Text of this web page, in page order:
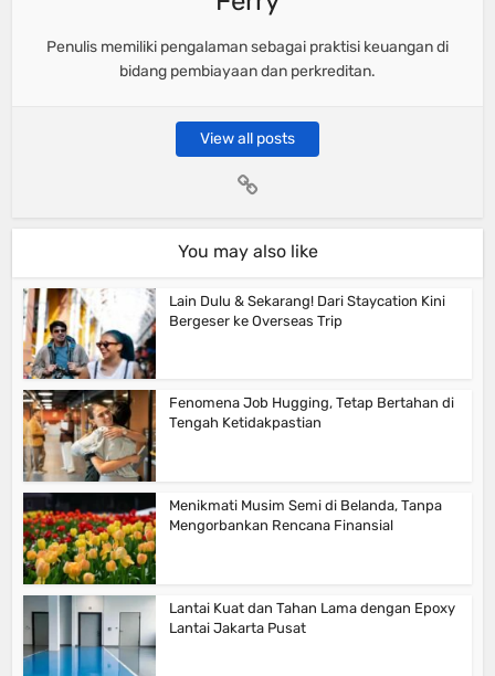
Penulis memiliki pengalaman sebagai praktisi keuangan di
bidang pembiayaan dan perkreditan.
View all posts
You may also like
Lain Dulu & Sekarang! Dari Staycation Kini
Bergeser ke Overseas Trip
Fenomena Job Hugging, Tetap Bertahan di
Tengah Ketidakpastian
Menikmati Musim Semi di Belanda, Tanpa
Mengorbankan Rencana Finansial
Lantai Kuat dan Tahan Lama dengan Epoxy
Lantai Jakarta Pusat